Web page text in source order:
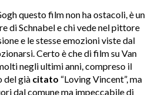
questo film non ha ostacoli, è un
di Schnabel e chi vede nel pittore
e le stesse emozioni viste dal
Certo è che di film su Van
negli ultimi anni, compreso il
del già citato “Loving Vincent”, ma
dal comune ma impeccabile di